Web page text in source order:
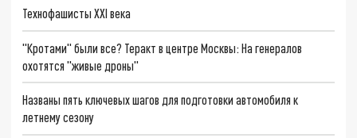
Технофашисты XXI века
"Кротами" были все? Теракт в центре Москвы: На генералов
охотятся "живые дроны"
Названы пять ключевых шагов для подготовки автомобиля к
летнему сезону